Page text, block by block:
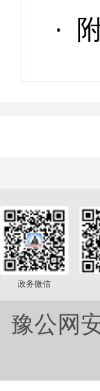
·
政务微信
豫公网